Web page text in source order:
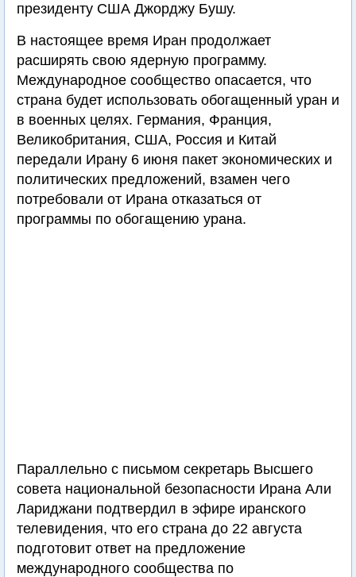
президенту США Джорджу Бушу.
В настоящее время Иран продолжает
расширять свою ядерную программу.
Международное сообщество опасается, что
страна будет использовать обогащенный уран и
в военных целях. Германия, Франция,
Великобритания, США, Россия и Китай
передали Ирану 6 июня пакет экономических и
политических предложений, взамен чего
потребовали от Ирана отказаться от
программы по обогащению урана.
Параллельно с письмом секретарь Высшего
совета национальной безопасности Ирана Али
Лариджани подтвердил в эфире иранского
телевидения, что его страна до 22 августа
подготовит ответ на предложение
международного сообщества по